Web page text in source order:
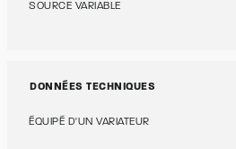
SOURCE VARIABLE
DONNÉES TECHNIQUES
ÉQUIPÉ D'UN VARIATEUR